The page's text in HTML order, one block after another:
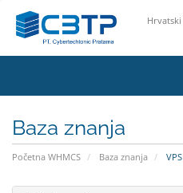
Hrvatski
Baza znanja
Početna WHMCS Baza znanja VPS